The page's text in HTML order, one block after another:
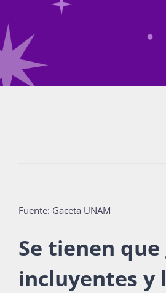
Fuente: Gaceta UNAM
Se tienen
incluyentes y